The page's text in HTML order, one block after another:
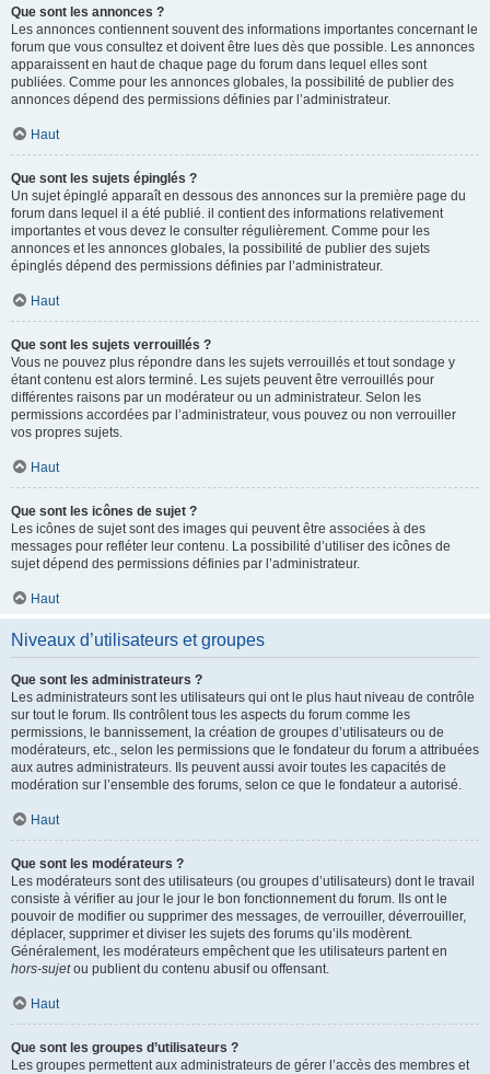
Que sont les annonces ?
Les annonces contiennent souvent des informations importantes concernant le
forum que vous consultez et doivent être lues dès que possible. Les annonces
apparaissent en haut de chaque page du forum dans lequel elles sont
publiées. Comme pour les annonces globales, la possibilité de publier des
annonces dépend des permissions définies par l’administrateur.
Haut
Que sont les sujets épinglés ?
Un sujet épinglé apparaît en dessous des annonces sur la première page du
forum dans lequel il a été publié. il contient des informations relativement
importantes et vous devez le consulter régulièrement. Comme pour les
annonces et les annonces globales, la possibilité de publier des sujets
épinglés dépend des permissions définies par l’administrateur.
Haut
Que sont les sujets verrouillés ?
Vous ne pouvez plus répondre dans les sujets verrouillés et tout sondage y
étant contenu est alors terminé. Les sujets peuvent être verrouillés pour
différentes raisons par un modérateur ou un administrateur. Selon les
permissions accordées par l’administrateur, vous pouvez ou non verrouiller
vos propres sujets.
Haut
Que sont les icônes de sujet ?
Les icônes de sujet sont des images qui peuvent être associées à des
messages pour refléter leur contenu. La possibilité d’utiliser des icônes de
sujet dépend des permissions définies par l’administrateur.
Haut
Niveaux d’utilisateurs et groupes
Que sont les administrateurs ?
Les administrateurs sont les utilisateurs qui ont le plus haut niveau de contrôle
sur tout le forum. Ils contrôlent tous les aspects du forum comme les
permissions, le bannissement, la création de groupes d’utilisateurs ou de
modérateurs, etc., selon les permissions que le fondateur du forum a attribuées
aux autres administrateurs. Ils peuvent aussi avoir toutes les capacités de
modération sur l’ensemble des forums, selon ce que le fondateur a autorisé.
Haut
Que sont les modérateurs ?
Les modérateurs sont des utilisateurs (ou groupes d’utilisateurs) dont le travail
consiste à vérifier au jour le jour le bon fonctionnement du forum. Ils ont le
pouvoir de modifier ou supprimer des messages, de verrouiller, déverrouiller,
déplacer, supprimer et diviser les sujets des forums qu’ils modèrent.
Généralement, les modérateurs empêchent que les utilisateurs partent en
hors-sujetou publient du contenu abusif ou offensant.
Haut
Que sont les groupes d’utilisateurs ?
Les groupes permettent aux administrateurs de gérer l’accès des membres et